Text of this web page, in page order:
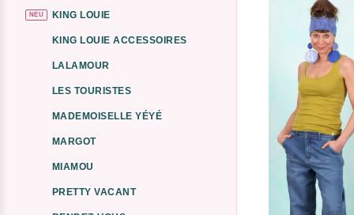
NEU KING LOUIE
KING LOUIE ACCESSOIRES
LALAMOUR
LES TOURISTES
MADEMOISELLE YÉYÉ
MARGOT
MIAMOU
PRETTY VACANT